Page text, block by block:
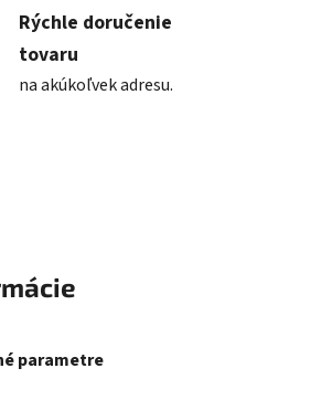
Rýchle doručenie
tovaru
na akúkoľvek adresu.
parametre